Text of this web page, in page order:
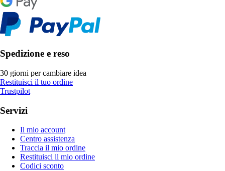
Spedizione e reso
30 giorni per cambiare idea
Restituisci il tuo ordine
Trustpilot
Servizi
Il mio account
Centro assistenza
Traccia il mio ordine
Restituisci il mio ordine
Codici sconto